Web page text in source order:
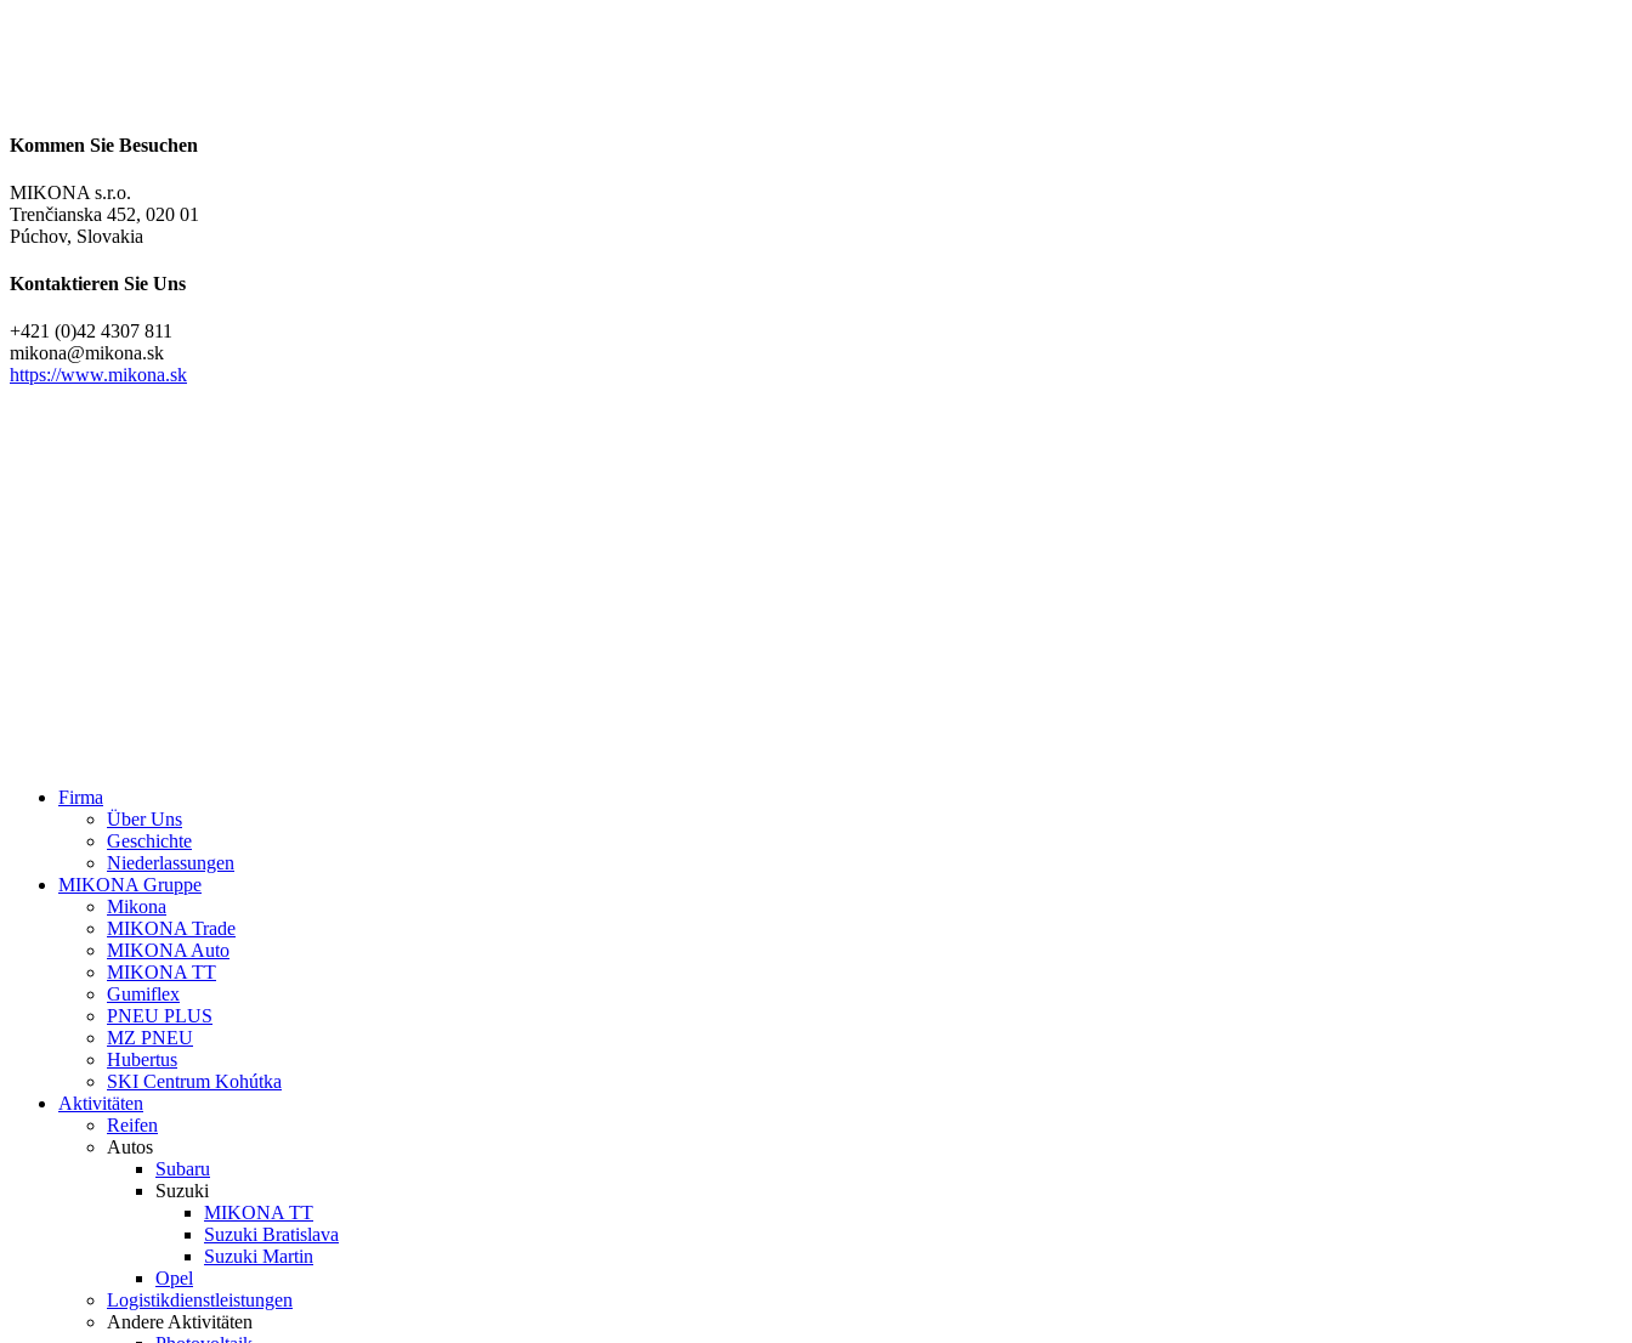
Kommen Sie Besuchen
MIKONA s.r.o.
Trenčianska 452, 020 01
Púchov, Slovakia
Kontaktieren Sie Uns
+421 (0)42 4307 811
ks.anokim
@anokim
https://www.mikona.sk
Close
Firma
Über Uns
Geschichte
Niederlassungen
MIKONA Gruppe
Mikona
MIKONA Trade
MIKONA Auto
MIKONA TT
Gumiflex
PNEU PLUS
MZ PNEU
Hubertus
SKI Centrum Kohútka
Aktivitäten
Reifen
Autos
Subaru
Suzuki
MIKONA TT
Suzuki Bratislava
Suzuki Martin
Opel
Logistikdienstleistungen
Andere Aktivitäten